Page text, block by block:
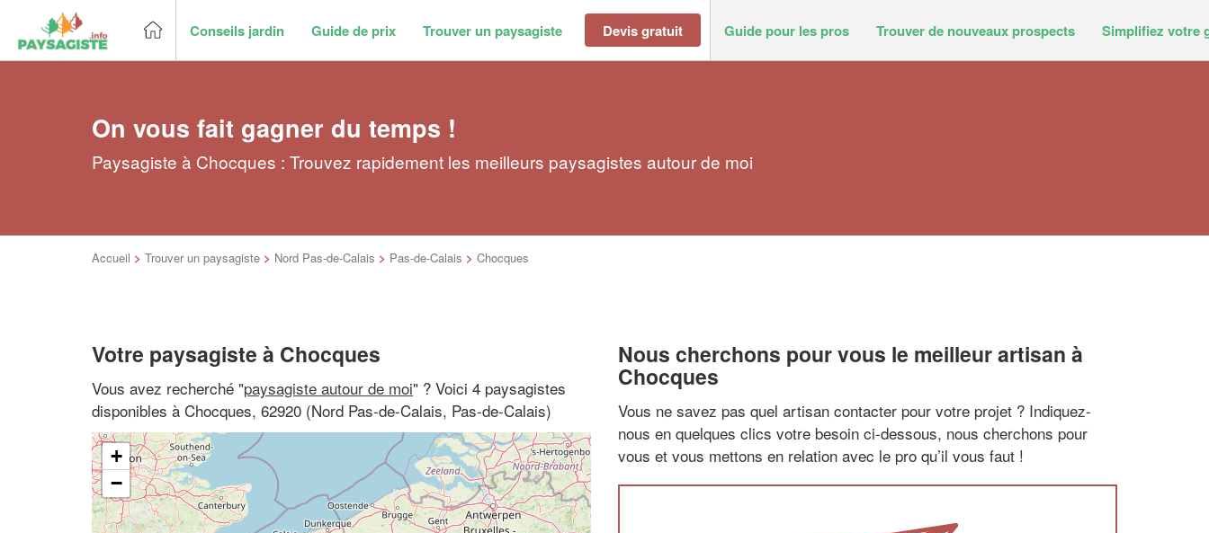
Conseils jardin Guide de prix Trouver un paysagiste Devis gratuit Guide pour les pros Trouver de nouveaux prospects Simplifiez votre
On vous fait gagner du temps !
Paysagiste à Chocques : Trouvez rapidement les meilleurs paysagistes autour de moi
Accueil > Trouver un paysagiste > Nord Pas-de-Calais > Pas-de-Calais > Chocques
Votre paysagiste à Chocques
Vous avez recherché "paysagiste autour de moi" ? Voici 4 paysagistes
disponibles à Chocques, 62920 (Nord Pas-de-Calais, Pas-de-Calais)
+
−
Nous cherchons pour vous le meilleur artisan à
Chocques
Vous ne savez pas quel artisan contacter pour votre projet ? Indiquez-
nous en quelques clics votre besoin ci-dessous, nous cherchons pour
vous et vous mettons en relation avec le pro qu’il vous faut !